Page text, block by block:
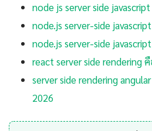
node js server side
node.js server-side
node.js server-side
react server side rendering
server side rendering
2026